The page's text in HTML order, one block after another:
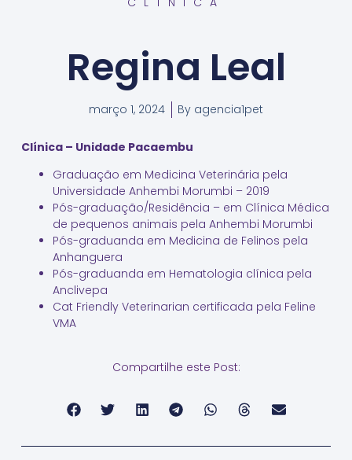
Regina Leal
março 1, 2024 By agencia1pet
Clínica – Unidade Pacaembu
Graduação em Medicina Veterinária pela
Universidade Anhembi Morumbi – 2019
⁠Pós-graduação/Residência – em Clínica Médica
de pequenos animais pela Anhembi Morumbi
⁠Pós-graduanda em Medicina de Felinos pela
Anhanguera
Pós-graduanda em Hematologia clínica pela
Anclivepa
Cat Friendly Veterinarian certificada pela Feline
VMA
Compartilhe este Post: